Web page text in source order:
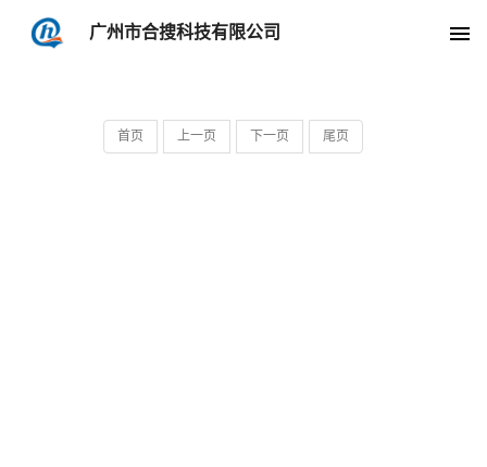
广州市合搜科技有限公司
当前位置: 主页 » 实例与分享»
首页 上一页 下一页 尾页